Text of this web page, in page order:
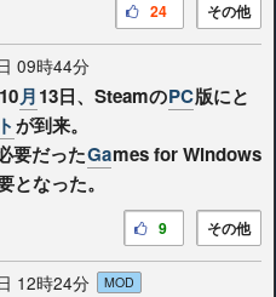
その他
24
09時44分
月13日、SteamのPC版にと
が到来。
要だったGames for Windows
となった。
その他
9
12時24分 MOD